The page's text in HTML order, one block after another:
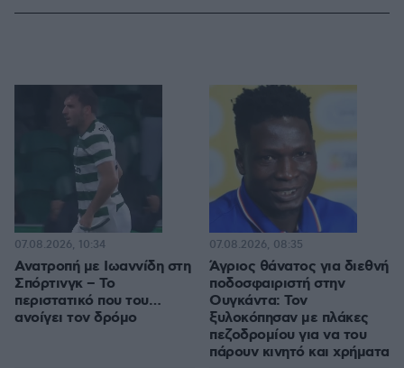
Ανατροπή με Ιωαννίδη στη
Σπόρτινγκ – Το
περιστατικό που του…
ανοίγει τον δρόμο
07.08.2026, 10:34
Άγριος θάνατος για διεθνή
ποδοσφαιριστή στην
Ουγκάντα: Τον
ξυλοκόπησαν με πλάκες
πεζοδρομίου για να του
πάρουν κινητό και χρήματα
07.08.2026, 08:35